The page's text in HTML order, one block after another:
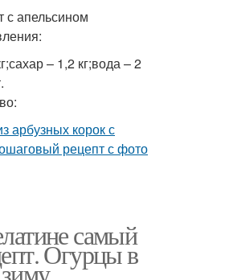
с апельсином
– 1,2 кг;вода – 2
самый
Огурцы в